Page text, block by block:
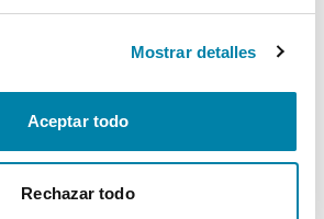
Mostrar detalles
Aceptar todo
Rechazar todo
con nuestro equipo.